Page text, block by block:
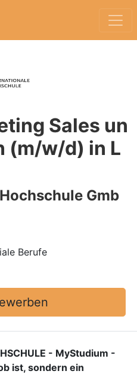
Sales un
(m/w/d) in L
Gmb
Berufe
- MyStudium -
ist, sondern ein